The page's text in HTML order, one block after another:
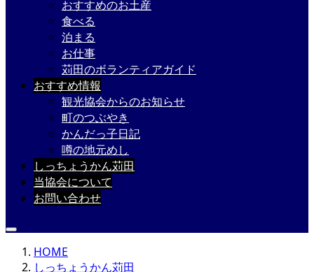
おすすめのお土産
食べる
泊まる
お仕事
苅田のボランティアガイド
おすすめ情報
観光協会からのお知らせ
町のつぶやき
かんだっ子日記
噂の地元めし
しっちょうかん苅田
当協会について
お問い合わせ
HOME
しっちょうかん苅田